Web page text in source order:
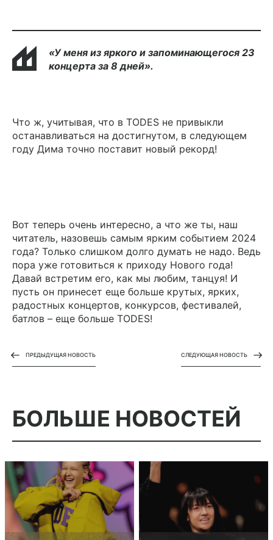
«Уменя из яркого и запоминающегося 23
концерта за 8дней».
Что ж, учитывая, что в TODES не привыкли
останавливаться на достигнутом, в следующем
году Дима точно поставит новый рекорд!
Вот теперь очень интересно, а что же ты, наш
читатель, назовешь самым ярким событием 2024
года? Только слишком долго думать не надо. Ведь
пора уже готовиться к приходу Нового года!
Давай встретим его, как мы любим, танцуя! И
пусть он принесет еще больше крутых, ярких,
радостных концертов, конкурсов, фестивалей,
батлов – еще больше TODES!
ПРЕДЫДУЩАЯ НОВОСТЬ СЛЕДУЮЩАЯ НОВОСТЬ
БОЛЬШЕ НОВОСТЕЙ